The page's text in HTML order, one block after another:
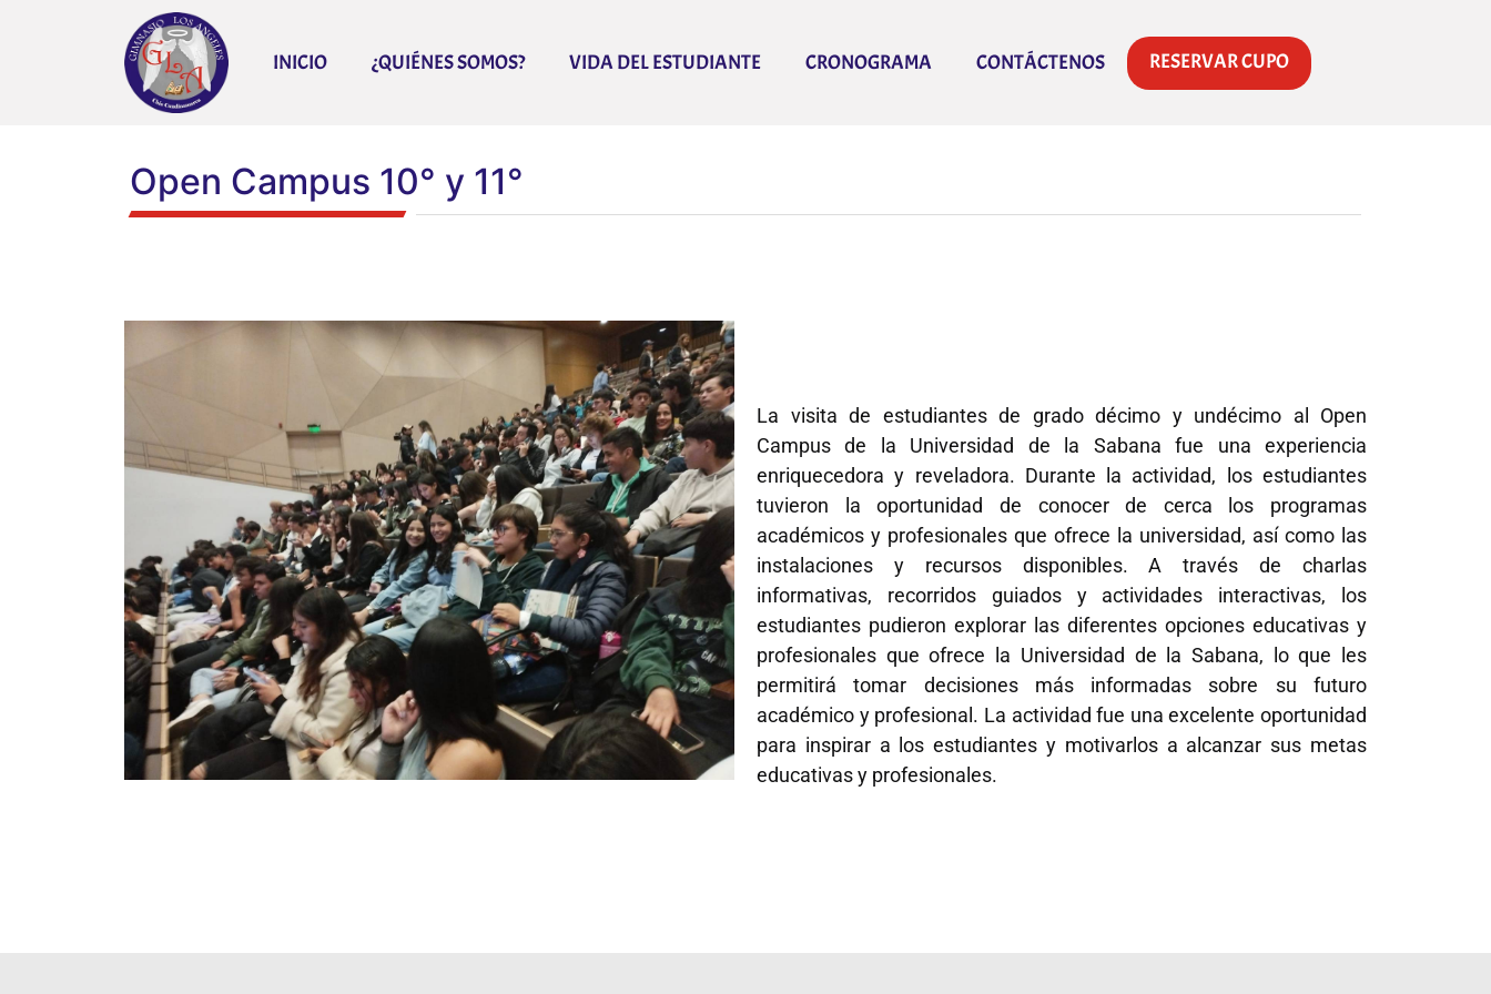
INICIO ¿QUIÉNES SOMOS? VIDA DEL ESTUDIANTE CRONOGRAMA CONTÁCTENOS RESERVAR CUPO
Open Campus 10° y 11°
La visita de estudiantes de grado décimo y undécimo al Open
Campus de la Universidad de la Sabana fue una experiencia
enriquecedora y reveladora. Durante la actividad, los estudiantes
tuvieron la oportunidad de conocer de cerca los programas
académicos y profesionales que ofrece la universidad, así como las
instalaciones y recursos disponibles. A través de charlas
informativas, recorridos guiados y actividades interactivas, los
estudiantes pudieron explorar las diferentes opciones educativas y
profesionales que ofrece la Universidad de la Sabana, lo que les
permitirá tomar decisiones más informadas sobre su futuro
académico y profesional. La actividad fue una excelente oportunidad
para inspirar a los estudiantes y motivarlos a alcanzar sus metas
educativas y profesionales.